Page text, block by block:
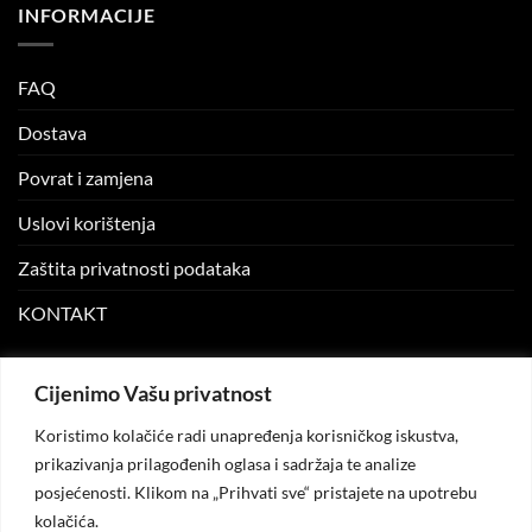
Cijenimo Vašu privatnost
Koristimo kolačiće radi unapređenja korisničkog iskustva,
prikazivanja prilagođenih oglasa i sadržaja te analize
posjećenosti. Klikom na „Prihvati sve“ pristajete na upotrebu
kolačića.
INFORMACIJE
FAQ
Dostava
Povrat i zamjena
Uslovi korištenja
Zaštita privatnosti podataka
KONTAKT
Moje narudžbe